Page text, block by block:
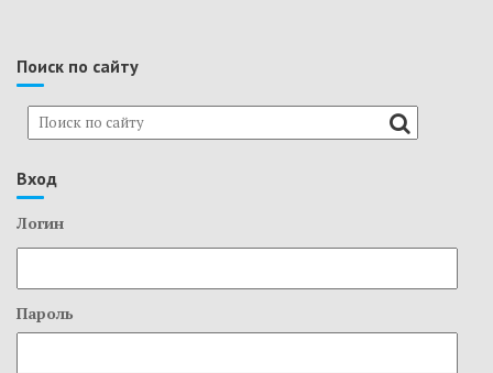
я
п
о
п
и
с
м
Поиск по сайту
Вход
Логин
Пароль